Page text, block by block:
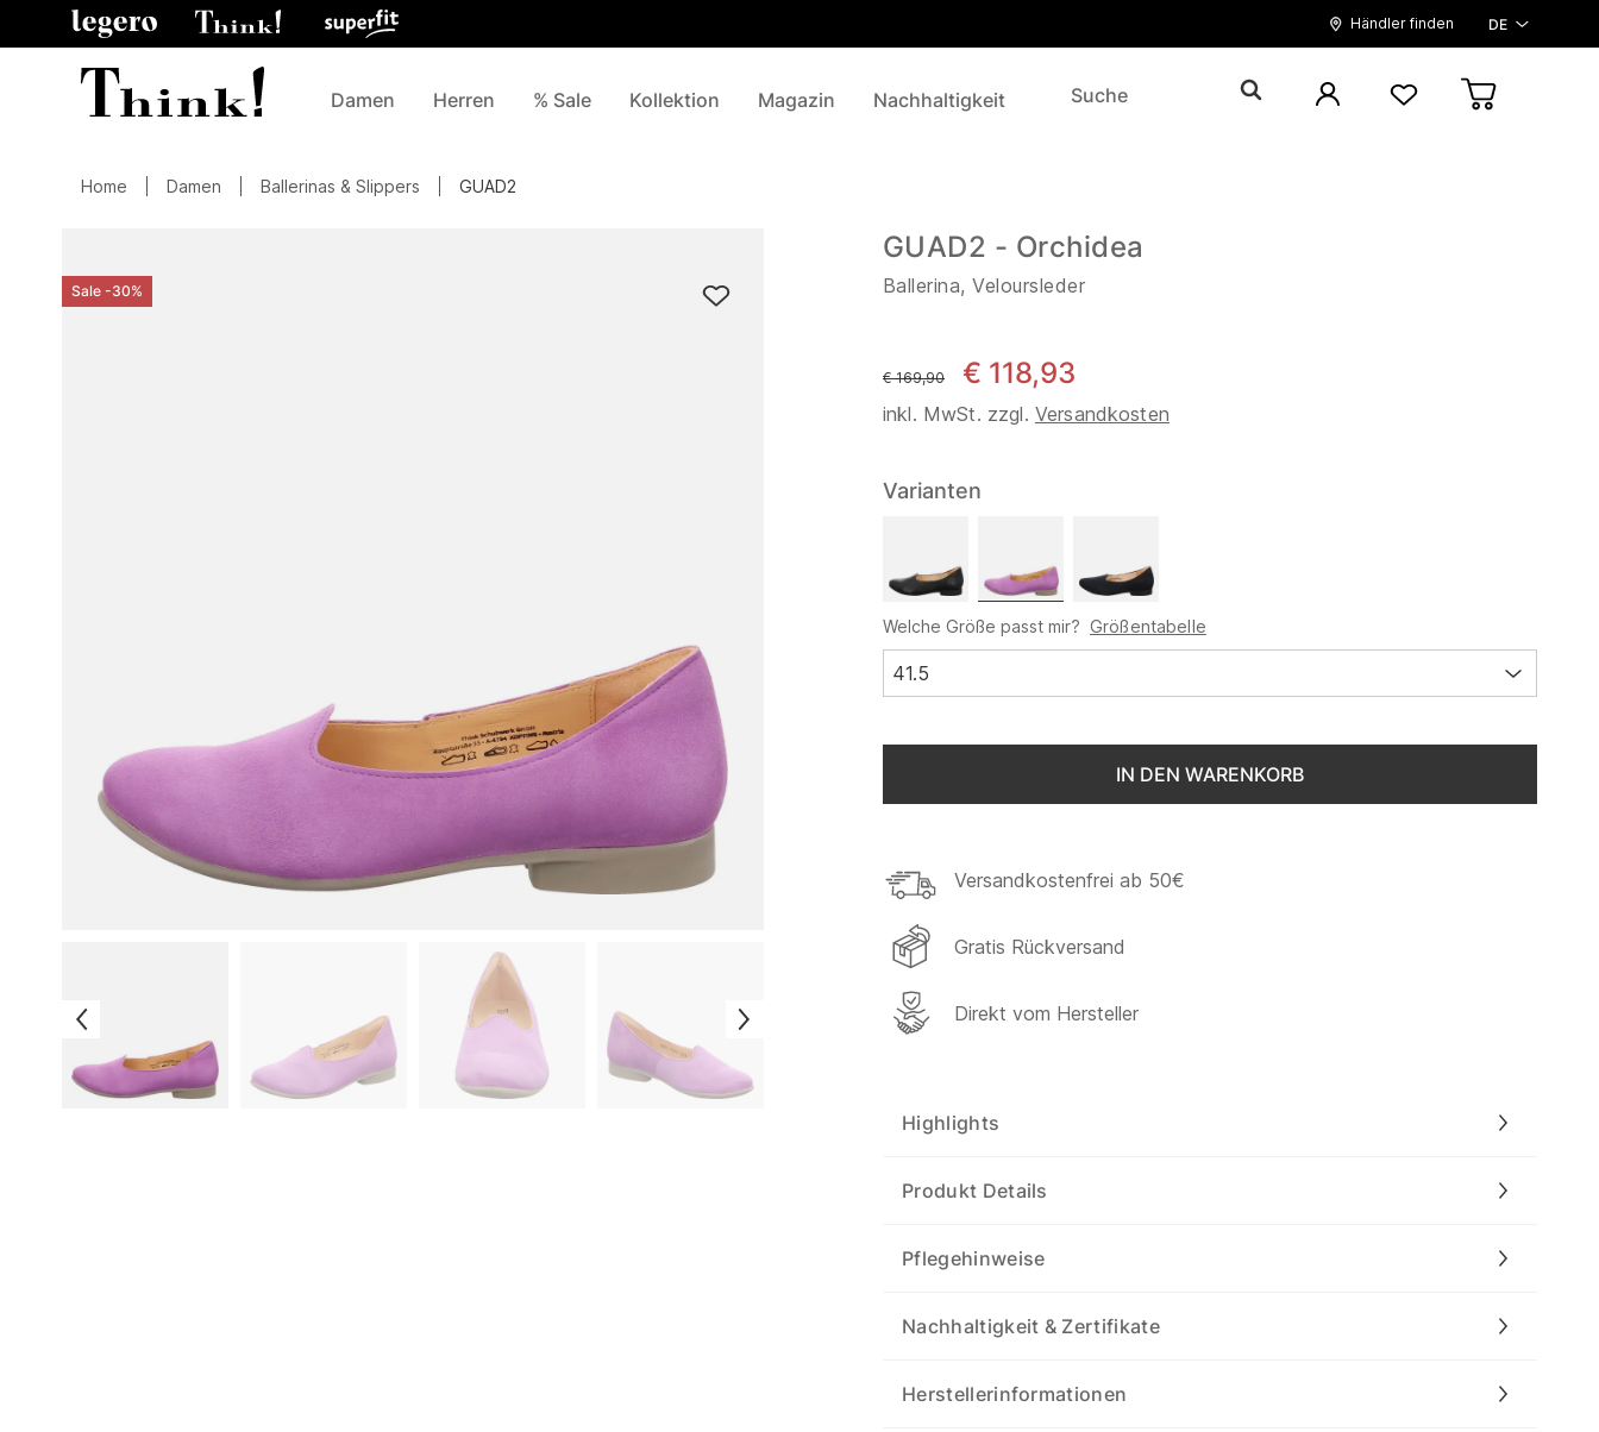
Händler finden DE
Damen Herren % Sale Kollektion Magazin Nachhaltigkeit
Home Damen Ballerinas & Slippers GUAD2
Sale -30%
GUAD2 - Orchidea
Ballerina, Veloursleder
statt
€ 169,90 € 118,93
inkl. MwSt. zzgl. Versandkosten
Varianten
Welche Größe passt mir? Größentabelle
41.5
IN DEN WARENKORB
Versandkostenfrei ab 50€
Gratis Rückversand
Direkt vom Hersteller
Highlights
Produkt Details
Pflegehinweise
Nachhaltigkeit & Zertifikate
Herstellerinformationen